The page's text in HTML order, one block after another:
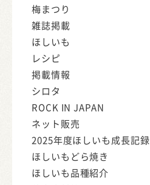
梅まつり
雑誌掲載
ほしいも
レシピ
掲載情報
シロタ
ROCK IN JAPAN
ネット販売
2025年度ほしいも成長記録
ほしいもどら焼き
ほしいも品種紹介